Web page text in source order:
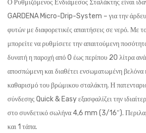
Ο Ρυθμιζόμενος Ενδιάμεσος Σταλάκτης είναι
GARDENA Micro-Drip-System – για την
φυτών με διαφορετικές απαιτήσεις σε νερό. Με
μπορείτε να ρυθμίσετε την απαιτούμενη
δυνατή η παροχή από 0 έως περίπου 20 λίτρα
αποσπώμενη και διαθέτει ενσωματωμένη βελόνα
καθαρισμό του βρώμικου σταλάκτη. Η
σύνδεσης Quick & Easy εξασφαλίζει την
στο συνδετικό σωλήνα 4,6 mm (3/16″).
και 1 τάπα.